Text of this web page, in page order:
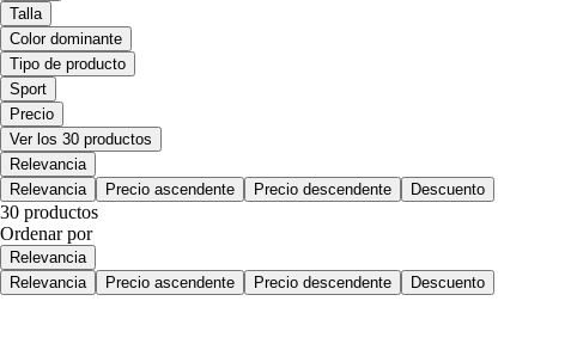
Talla
Color dominante
Tipo de producto
Sport
Precio
Ver los 30 productos
Relevancia
Relevancia
Precio ascendente Precio descendente Descuento
30 productos
Ordenar por
Relevancia
Relevancia
Precio ascendente Precio descendente Descuento